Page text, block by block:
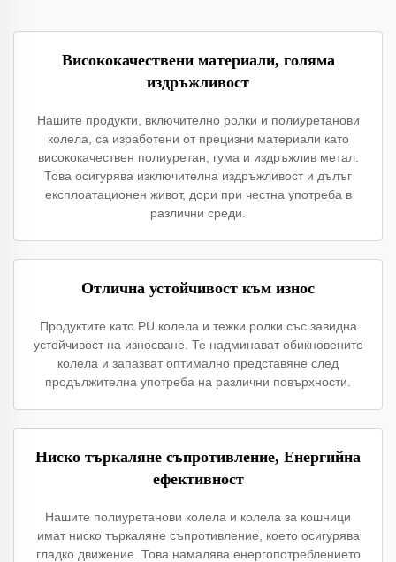
Висококачествени материали, голяма
издръжливост
Нашите продукти, включително ролки и полиуретанови
колела, са изработени от прецизни материали като
висококачествен полиуретан, гума и издръжлив метал.
Това осигурява изключителна издръжливост и дълъг
експлоатационен живот, дори при честна употреба в
различни среди.
Отлична устойчивост към износ
Продуктите като PU колела и тежки ролки със завидна
устойчивост на износване. Те надминават обикновените
колела и запазват оптимално представяне след
продължителна употреба на различни повърхности.
Ниско търкаляне съпротивление, Енергийна
ефективност
Нашите полиуретанови колела и колела за кошници
имат ниско търкаляне съпротивление, което осигурява
гладко движение. Това намалява енергопотреблението